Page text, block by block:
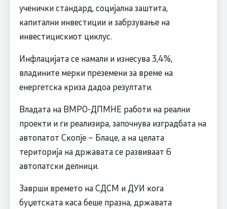
ученички стандард, социјална заштита,
капитални инвестиции и забрзување на
инвестицискиот циклус.
Инфлацијата се намали и изнесува 3,4%,
владините мерки преземени за време на
енергетска криза дадоа резултати.
Владата на ВМРО-ДПМНЕ работи на реални
проекти и ги реализира, започнува изградбата на
автопатот Скопје – Блаце, а на целата
територија на државата се развиваат 6
автопатски делници.
Заврши времето на СДСМ и ДУИ кога
буџетската каса беше празна, државата